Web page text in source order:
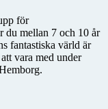
för
du mellan 7 och 10 år
fantastiska värld är
vara med under